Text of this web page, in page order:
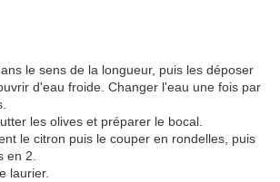
le sens de la longueur, puis les déposer
d'eau froide. Changer l'eau une fois par
les olives et préparer le bocal.
le citron puis le couper en rondelles, puis
en 2.
laurier.